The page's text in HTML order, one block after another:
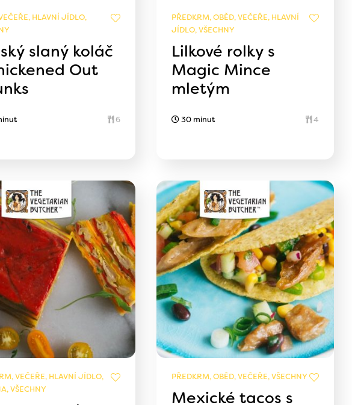
HLAVNÍ JÍDLO,
slaný koláč
Out
6
PŘEDKRM, OBĚD, VEČEŘE, HLAVNÍ
JÍDLO, VŠECHNY
Lilkové rolky s
Magic Mince
mletým
30 minut 4
VEČEŘE, HLAVNÍ JÍDLO,
VŠECHNY
PŘEDKRM, OBĚD, VEČEŘE, VŠECHNY
Mexické tacos s